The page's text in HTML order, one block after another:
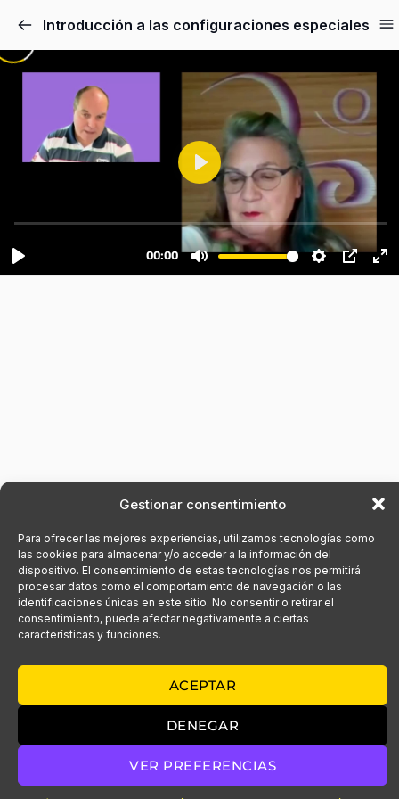
Gestionar consentimiento
Para ofrecer las mejores experiencias, utilizamos tecnologías como
las cookies para almacenar y/o acceder a la información del
dispositivo. El consentimiento de estas tecnologías nos permitirá
procesar datos como el comportamiento de navegación o las
identificaciones únicas en este sitio. No consentir o retirar el
consentimiento, puede afectar negativamente a ciertas
características y funciones.
ACEPTAR
DENEGAR
VER PREFERENCIAS
Introducción a las configuraciones especiales
Siguiente